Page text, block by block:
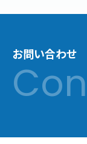
お問い合わせ